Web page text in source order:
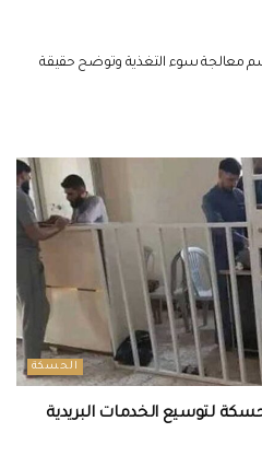
معالجة سوء التغذية وتوضح حقيقة
الحسكة
لتوسيع الخدمات البريدية